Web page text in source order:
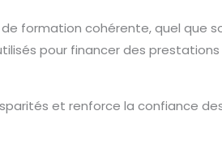
formation cohérente, quel que
pour financer des
et renforce la confiance